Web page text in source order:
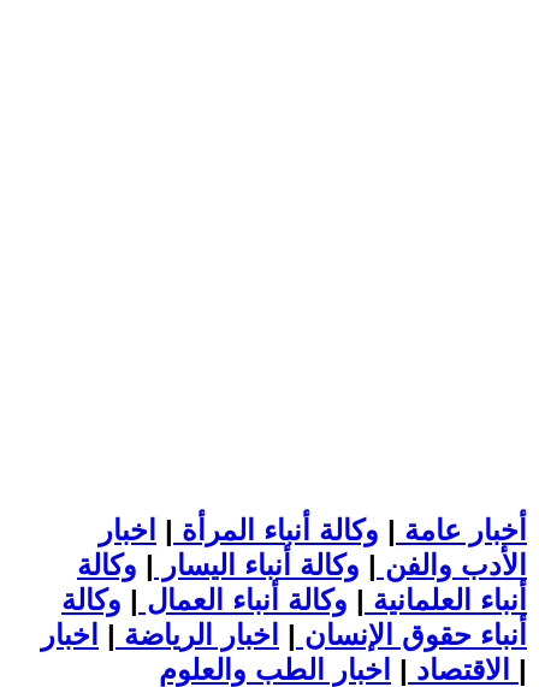
أخبار عامة | وكالة أنباء المرأة | اخبار
الأدب والفن | وكالة أنباء اليسار | وكالة
أنباء العلمانية | وكالة أنباء العمال | وكالة
أنباء حقوق الإنسان | اخبار الرياضة | اخبار
الاقتصاد | |